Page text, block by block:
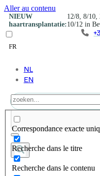
Aller au contenu
NIEUW
haartransplantatie:
12/8, 8/
10/12 in
FR
NL
EN
Correspondance exacte
Recherche dans le titre
Recherche dans le contenu